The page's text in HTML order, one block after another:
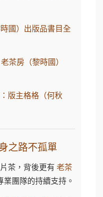
國）出版品書目全
茶房（黎時國）
版主格格（何秋
之路不孤單
茶，背後更有 老茶
業團隊的持續支持。